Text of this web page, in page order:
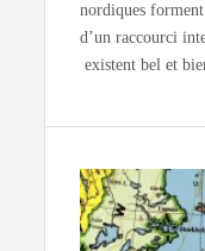
nordiques
d’un raccourci
existent bel et